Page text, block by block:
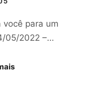
você para um
05/2022 –…